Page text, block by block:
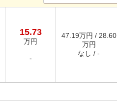
15.73
万円
-
47.19万円 / 28.60
万円
なし / -